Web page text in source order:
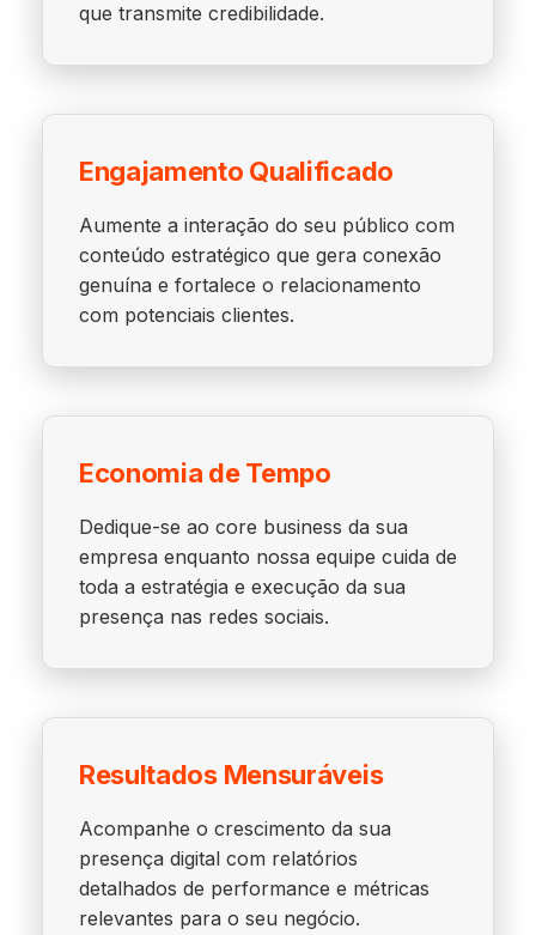
que transmite credibilidade.
Engajamento Qualificado
Aumente a interação do seu público com
conteúdo estratégico que gera conexão
genuína e fortalece o relacionamento
com potenciais clientes.
Economia de Tempo
Dedique-se ao core business da sua
empresa enquanto nossa equipe cuida de
toda a estratégia e execução da sua
presença nas redes sociais.
Resultados Mensuráveis
Acompanhe o crescimento da sua
presença digital com relatórios
detalhados de performance e métricas
relevantes para o seu negócio.